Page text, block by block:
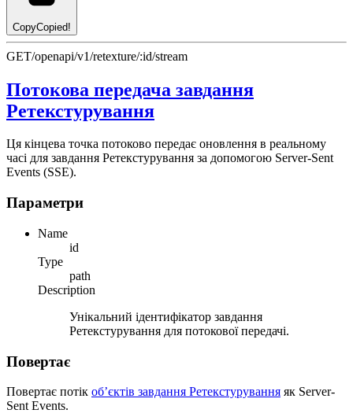
CopyCopied!
GET/openapi/v1/retexture/:id/stream
Потокова передача завдання
Ретекстурування
Ця кінцева точка потоково передає оновлення в реальному
часі для завдання Ретекстурування за допомогою Server-Sent
Events (SSE).
Параметри
Name
id
Type
path
Description
Унікальний ідентифікатор завдання
Ретекстурування для потокової передачі.
Повертає
Повертає потік об’єктів завдання Ретекстурування як Server-
Sent Events.